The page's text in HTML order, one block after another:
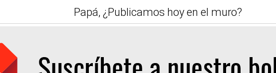
Papá, ¿Publicamos hoy en el muro?